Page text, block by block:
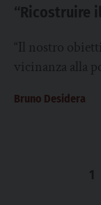
“Ricostruire
“Il nostro
vicinanza alla
Bruno Desidera
1